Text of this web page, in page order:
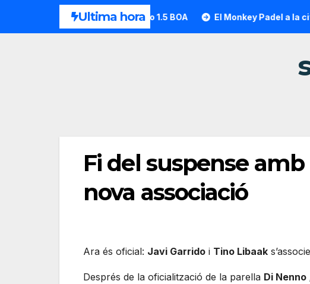
Ultima hora
HEAD desvela la Motion Pro 1.5 BOA El Monkey Padel a la cita
Fi del suspense
nova associació
Ara és oficial: Javi Garrido i Tino Libaak
Després de la oficialització de la parella Di Nenno